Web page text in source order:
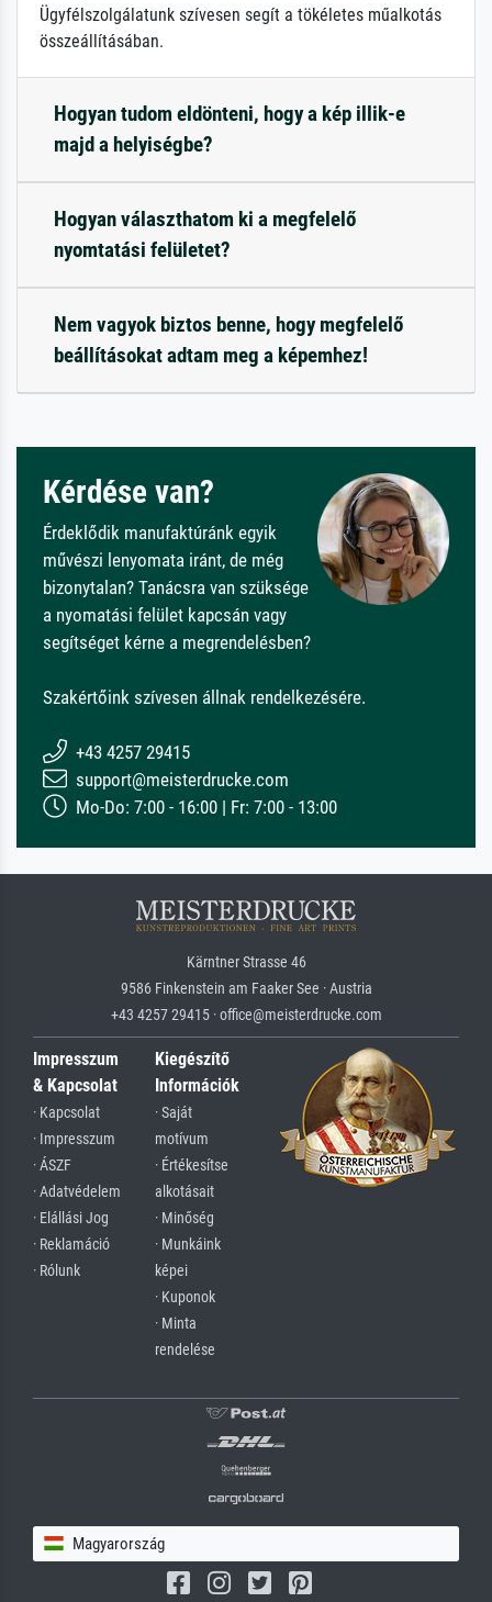
Ügyfélszolgálatunk szívesen segít a tökéletes műalkotás
összeállításában.
Hogyan tudom eldönteni, hogy a kép illik-e
majd a helyiségbe?
Hogyan választhatom ki a megfelelő
nyomtatási felületet?
Nem vagyok biztos benne, hogy megfelelő
beállításokat adtam meg a képemhez!
Kérdése van?
Érdeklődik manufaktúránk egyik
művészi lenyomata iránt, de még
bizonytalan? Tanácsra van szüksége
a nyomatási felület kapcsán vagy
segítséget kérne a megrendelésben?
Szakértőink szívesen állnak rendelkezésére.
+43 4257 29415
support@meisterdrucke.com
Mo-Do: 7:00 - 16:00 | Fr: 7:00 - 13:00
Kärntner Strasse 46
9586 Finkenstein am Faaker See · Austria
+43 4257 29415 · office@meisterdrucke.com
Impresszum
& Kapcsolat
· Kapcsolat
· Impresszum
· ÁSZF
· Adatvédelem
· Elállási Jog
· Reklamáció
· Rólunk
Kiegészítő
Információk
· Saját
motívum
· Értékesítse
alkotásait
· Minőség
· Munkáink
képei
· Kuponok
· Minta
rendelése
Magyarország